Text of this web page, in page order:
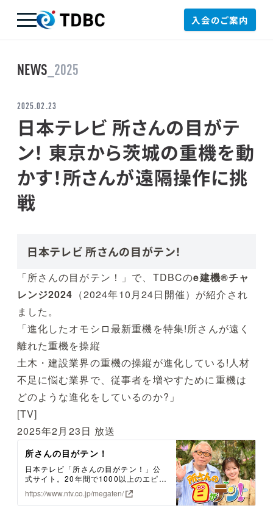
TDBC 入会のご案内
NEWS _2025
2025.02.23
日本テレビ 所さんの目がテ
ン！ 東京から茨城の重機を動
かす！所さんが遠隔操作に挑
戦
日本テレビ 所さんの目がテン！
「所さんの目がテン！」で、TDBCのe建機®チャ
レンジ2024 （2024年10月24日開催）が紹介され
ました。
「進化したオモシロ最新重機を特集!所さんが遠く
離れた重機を操縦
土木・建設業界の重機の操縦が進化している!人材
不足に悩む業界で、従事者を増やすために重機は
どのような進化をしているのか?」
[TV]
2025年2月23日 放送
所さんの目がテン！
日本テレビ「所さんの目がテン！」公
式サイト。20年間で1000以上のエピソ
ードを放送してきた科学バラエティ！
一見、無意味に思える実験も多くの驚
きと発見が！類い稀な独創性で子供か
https://www.ntv.co.jp/megaten/